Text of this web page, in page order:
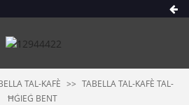
TAL-KAFÈ
TABELLA TAL-KAFÈ TAL-
ĦĠIEĠ BENT